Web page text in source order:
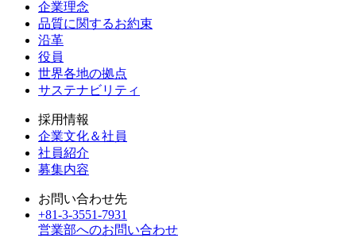
企業理念
品質に関するお約束
沿革
役員
世界各地の拠点
サステナビリティ
採用情報
企業文化＆社員
社員紹介
募集内容
お問い合わせ先
+81-3-3551-7931
営業部へのお問い合わせ